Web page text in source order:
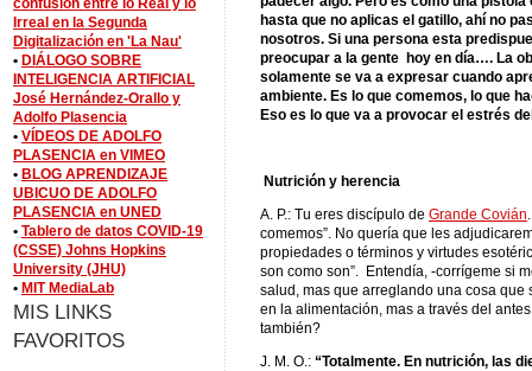
hasta que no aplicas el gatillo, ahí no
nosotros. Si una persona esta
preocupar a la gente hoy en día…. La
solamente se va a expresar cuando
ambiente. Es lo que comemos, lo que
Eso es lo que va a provocar el estrés
Nutrición y herencia
A. P.: Tu eres discípulo de Grande Covián
comemos”. No quería que les
propiedades o términos y virtudes
son como son”. Entendía, -corrígeme si
salud, mas que arreglando una cosa
en la alimentación, mas a través del
también?
J. M. O.: “Totalmente. En nutrición, las
confusión entre lo Real y lo
Irreal en la Segunda
Digitalización en 'La Nau'
• DIÁLOGO SOBRE
INTELIGENCIA ARTIFICIAL
José Hernández-Orallo y
Adolfo Plasencia
• VÍDEOS DE ADOLFO
PLASENCIA en VIMEO
• BLOG APRENDIZAJE
UBICUO DE ADOLFO
PLASENCIA en UNED
• Tablero de datos COVID-19
(CSSE) Johns Hopkins
University (JHU)
• MIT MediaLab
MIS LINKS
FAVORITOS